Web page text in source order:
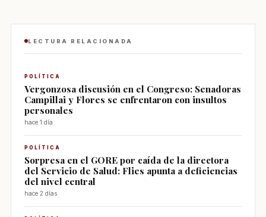
LECTURA RELACIONADA
POLÍTICA
Vergonzosa discusión en el Congreso: Senadoras
Campillai y Flores se enfrentaron con insultos
personales
hace 1 día
POLÍTICA
Sorpresa en el GORE por caída de la directora
del Servicio de Salud: Flies apunta a deficiencias
del nivel central
hace 2 días